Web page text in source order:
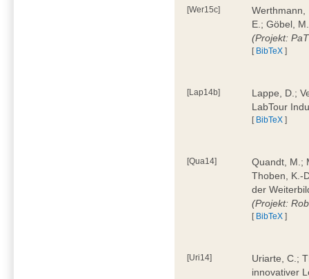
[Wer15c]
Werthmann,
E.; Göbel,
(Projekt:
[ BibTeX ]
[Lap14b]
Lappe, D.;
LabTour
[ BibTeX ]
[Qua14]
Quandt, M.;
Thoben, K.-
der
(Projekt:
[ BibTeX ]
[Uri14]
Uriarte, C.;
innovativer